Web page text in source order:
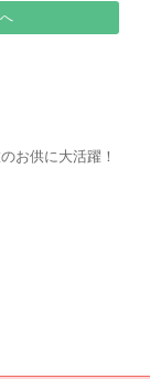
お供に大活躍！